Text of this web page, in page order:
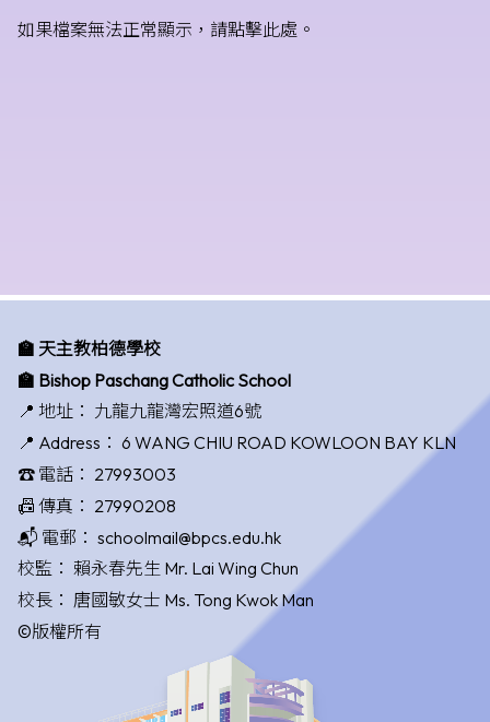
如果檔案無法正常顯示，請點擊此處。
🏫 天主教柏德學校
🏫 Bishop Paschang Catholic School
📍 地址： 九龍九龍灣宏照道6號
📍 Address： 6 WANG CHIU ROAD KOWLOON BAY KLN
☎️ 電話： 27993003
📠 傳真： 27990208
📬 電郵： schoolmail@bpcs.edu.hk
校監： 賴永春先生 Mr. Lai Wing Chun
校長： 唐國敏女士 Ms. Tong Kwok Man
©版權所有